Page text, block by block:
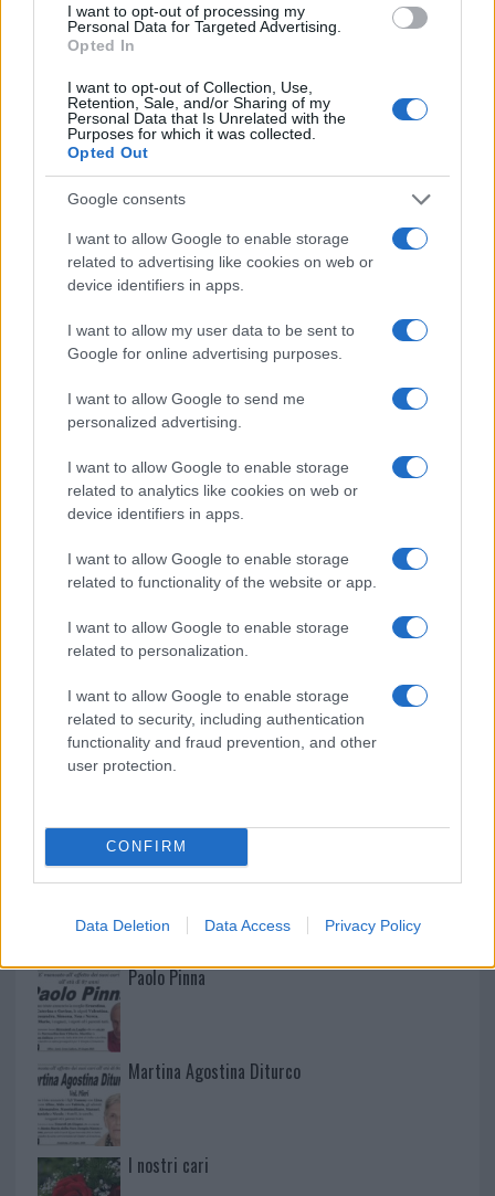
I want to opt-out of processing my
Personal Data for Targeted Advertising.
Opted In
I want to opt-out of Collection, Use,
Retention, Sale, and/or Sharing of my
Personal Data that Is Unrelated with the
Purposes for which it was collected.
Opted Out
Google consents
I want to allow Google to enable storage
related to advertising like cookies on web or
device identifiers in apps.
I want to allow my user data to be sent to
Google for online advertising purposes.
I want to allow Google to send me
personalized advertising.
I want to allow Google to enable storage
related to analytics like cookies on web or
device identifiers in apps.
I want to allow Google to enable storage
related to functionality of the website or app.
I want to allow Google to enable storage
related to personalization.
I want to allow Google to enable storage
related to security, including authentication
functionality and fraud prevention, and other
user protection.
CONFIRM
Data Deletion Data Access Privacy Policy
Robbie Williams incanta il gala del Big Art
Maxi piano tra Smeralda Holding e il Comune di
Arzachena
Salvini al concerto per De Andrè, la nipote: “Mio
nonno gli avrebbe chiesto che cazzo ci faceva”
Stop ai cantieri privati a Olbia, nuove regole
anche a San Pantaleo
Rapina a Porto Rotondo, due uomini fermati dai
Auto prende fuoco sulla strada statale 125 a
Mario Malu
Paolo Pinna
Martina Agostina Diturco
I nostri cari